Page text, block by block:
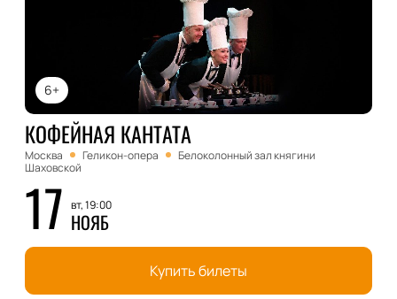
6+
КОФЕЙНАЯ КАНТАТА
Москва Геликон-опера
Белоколонный зал княгини
Шаховской
17 вт, 19:00
НОЯБ
Купить билеты